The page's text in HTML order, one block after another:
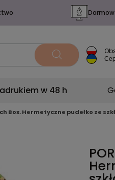
w 48 h
Box. Hermetyczne pudełko ze